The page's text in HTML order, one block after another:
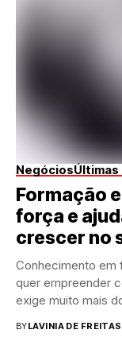
Negócios
Formação
força e
crescer no
Conhecimento em
quer empreender
exige muito mais
BYLAVINIA DE FREITAS